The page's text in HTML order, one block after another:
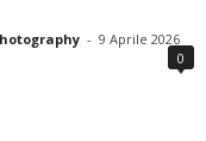
- 9 Aprile 2026
0